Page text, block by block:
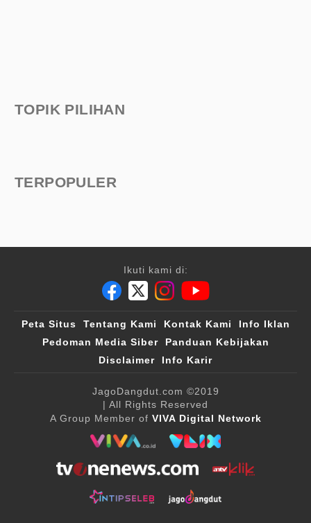
TOPIK PILIHAN
TERPOPULER
Ikuti kami di:
Peta Situs Tentang Kami Kontak Kami
Info Iklan
Pedoman Media Siber
Panduan Kebijakan
Disclaimer
Info Karir
JagoDangdut.com ©2019
| All Rights Reserved
A Group Member of VIVA Digital Network